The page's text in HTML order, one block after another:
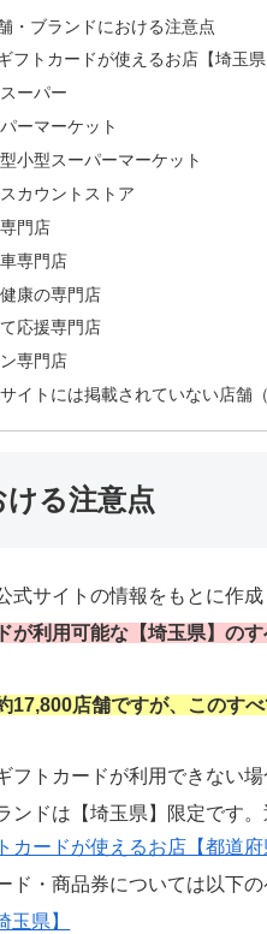
・ブランドにおける注意点
フトカードが使えるお店【埼玉県
ーパー
ーマーケット
小型スーパーマーケット
カウントストア
門店
専門店
康の専門店
応援専門店
専門店
イトには掲載されていない店舗（
る注意点
サイトの情報をもとに作成
が利用可能な【埼玉県】の
17,800店舗ですが、このす
トカードが利用できない場
ンドは【埼玉県】限定です
カードが使えるお店【都道府
ド・商品券については以下
県】